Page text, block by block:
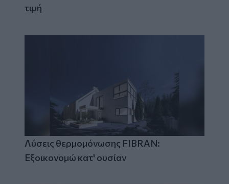
τιμή
Λύσεις θερμομόνωσης FIBRAN:
Εξοικονομώ κατ' ουσίαν